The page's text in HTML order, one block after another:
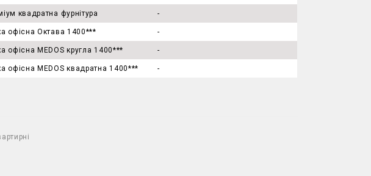
квадратна фурнітура -
офісна Октава 1400*** -
офісна MEDOS кругла 1400*** -
офісна MEDOS квадратна 1400*** -